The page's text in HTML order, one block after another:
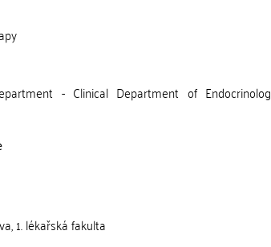
- Clinical Department of
1. lékařská fakulta